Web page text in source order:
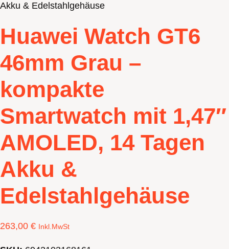
Akku & Edelstahlgehäuse
Huawei Watch GT6
46mm Grau –
kompakte
Smartwatch mit 1,47″
AMOLED, 14 Tagen
Akku &
Edelstahlgehäuse
263,00 € Inkl.MwSt